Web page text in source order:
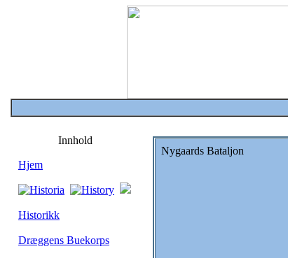
Innhold
Hjem
Historikk
Dræggens Buekorps
Nygaards Bataljon